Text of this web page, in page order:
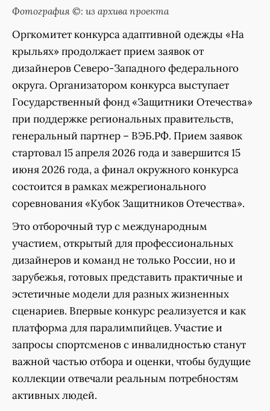
Фотография ©: из архива проекта
Оргкомитет конкурса адаптивной одежды «На
крыльях» продолжает прием заявок от
дизайнеров Северо-Западного федерального
округа. Организатором конкурса выступает
Государственный фонд «Защитники Отечества»
при поддержке региональных правительств,
генеральный партнер – ВЭБ.РФ. Прием заявок
стартовал 15 апреля 2026 года и завершится 15
июня 2026 года, а финал окружного конкурса
состоится в рамках межрегионального
соревнования «Кубок Защитников Отечества».
Это отборочный тур с международным
участием, открытый для профессиональных
дизайнеров и команд не только России, но и
зарубежья, готовых представить практичные и
эстетичные модели для разных жизненных
сценариев. Впервые конкурс реализуется и как
платформа для паралимпийцев. Участие и
запросы спортсменов с инвалидностью станут
важной частью отбора и оценки, чтобы будущие
коллекции отвечали реальным потребностям
активных людей.